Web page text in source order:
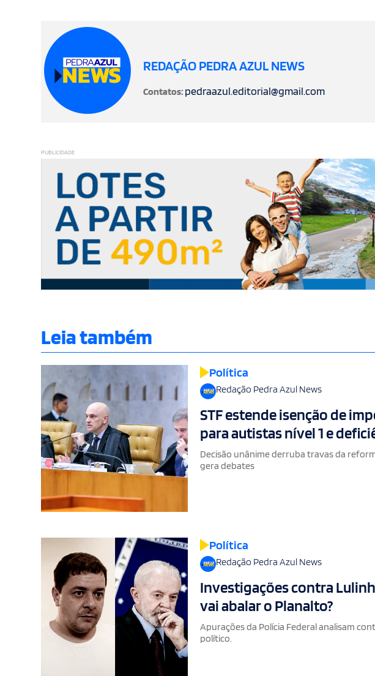
REDAÇÃO PEDRA AZUL NEWS
Contatos: pedraazul.editorial@gmail.com
PUBLICIDADE
Leia também
Política
Redação Pedra Azul News
STF estende isenção de
para autistas nível 1 e
Decisão unânime derruba travas da
gera debates
Política
Redação Pedra Azul News
Investigações contra
vai abalar o Planalto?
Apurações da Polícia Federal analisam
político.